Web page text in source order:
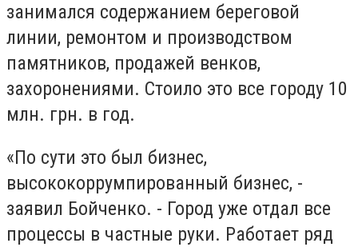
занимался содержанием береговой
линии, ремонтом и производством
памятников, продажей венков,
захоронениями. Стоило это все городу 10
млн. грн. в год.
«По сути это был бизнес,
высококоррумпированный бизнес, -
заявил Бойченко. - Город уже отдал все
процессы в частные руки. Работает ряд